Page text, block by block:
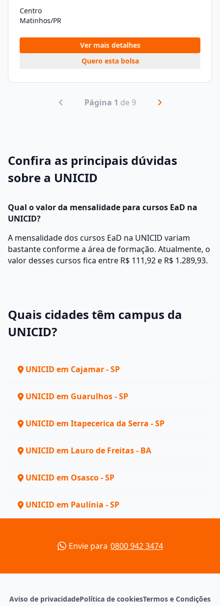
Centro
Matinhos/PR
Ver mais detalhes
Quero esta bolsa
Página 1 de 9
Confira as principais dúvidas
sobre a UNICID
Qual o valor da mensalidade para cursos EaD na
UNICID?
A mensalidade dos cursos EaD na UNICID variam
bastante conforme a área de formação. Atualmente, o
valor desses cursos fica entre R$ 111,92 e R$ 1.289,93.
Quais cidades têm campus da
UNICID?
UNICID em Cajamar - SP
UNICID em Guarulhos - SP
UNICID em Itapecerica da Serra - SP
UNICID em Lauro de Freitas - BA
UNICID em Osasco - SP
UNICID em Paulínia - SP
Envie para 0800 942 3474
Aviso de privacidadePolítica de cookiesTermos e Condições